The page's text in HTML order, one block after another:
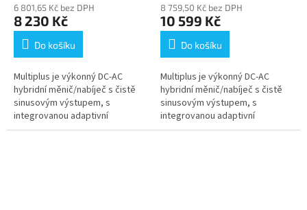
6 801,65 Kč bez DPH
8 230 Kč
Do košíku
Multiplus je výkonný DC-AC
hybridní měnič/nabíječ s čistě
sinusovým výstupem, s
integrovanou adaptivní
nabíječkou baterií a ultra
8 759,50 Kč bez DPH
10 599 Kč
Do košíku
Multiplus je výkonný DC-AC
hybridní měnič/nabíječ s čistě
sinusovým výstupem, s
integrovanou adaptivní
nabíječkou baterií a ultra